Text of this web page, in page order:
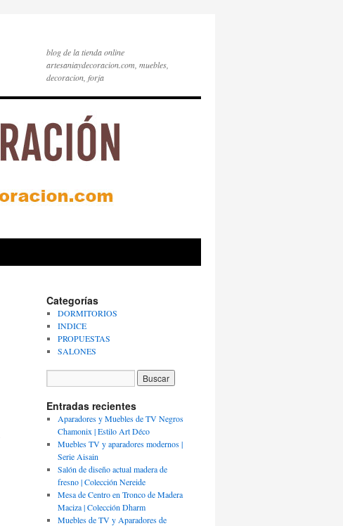
blog de la tienda online
artesaniaydecoracion.com, muebles,
decoracion, forja
Categorías
DORMITORIOS
INDICE
PROPUESTAS
SALONES
Entradas recientes
Aparadores y Muebles de TV Negros
Chamonix | Estilo Art Déco
Muebles TV y aparadores modernos |
Serie Aisain
Salón de diseño actual madera de
fresno | Colección Nereide
Mesa de Centro en Tronco de Madera
Maciza | Colección Dharm
Muebles de TV y Aparadores de